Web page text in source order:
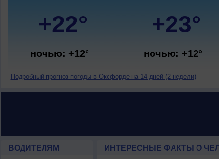
+22°
ночью: +12°
+23°
ночью: +12°
Подробный прогноз погоды в Оксфорде на 14 дней (2 недели)
ВОДИТЕЛЯМ ИНТЕРЕСНЫЕ ФАКТЫ О